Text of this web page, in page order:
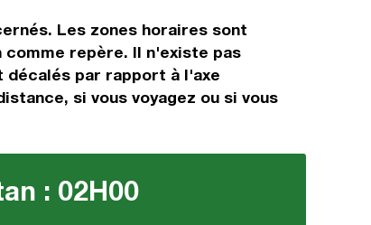
Les zones horaires sont
comme repère. Il n'existe pas
par rapport à l'axe
si vous voyagez ou si vous
: 02H00